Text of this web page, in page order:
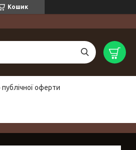
Кошик
публічної оферти